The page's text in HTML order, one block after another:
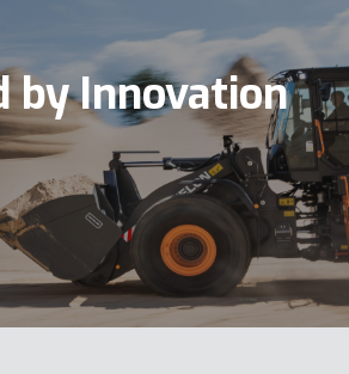
by Innovation